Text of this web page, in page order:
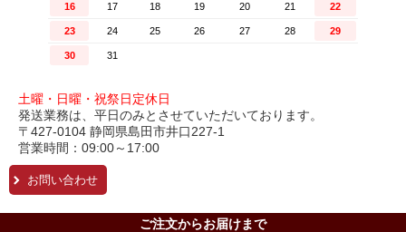
土曜・日曜・祝祭日定休日
発送業務は、平日のみとさせていただいております。
〒427-0104 静岡県島田市井口227-1
営業時間：09:00～17:00
お問い合わせ
ご注文からお届けまで